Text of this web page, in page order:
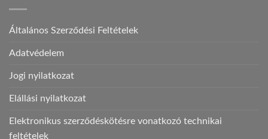
Általános Szerződési Feltételek
Adatvédelem
Jogi nyilatkozat
Elállási nyilatkozat
Elektronikus szerződéskötésre vonatkozó technikai
feltételek